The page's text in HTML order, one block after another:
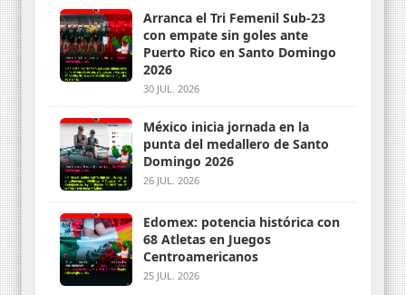
Arranca el Tri Femenil Sub-23
con empate sin goles ante
Puerto Rico en Santo Domingo
2026
30 JUL. 2026
México inicia jornada en la
punta del medallero de Santo
Domingo 2026
26 JUL. 2026
Edomex: potencia histórica con
68 Atletas en Juegos
Centroamericanos
25 JUL. 2026